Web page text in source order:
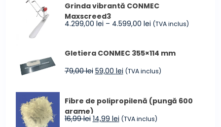
fost:
40,00 lei.
34,99 lei.
Grinda vibrantă CONMEC
Maxscreed3
4.299,00 lei – 4.599,00 leiInterval
4.299,00 lei
la
(TVA inclus)
Gletiera CONMEC 355×114 mm
79,00lei Prețul
fost:
59,00 leiPrețul
59,00 lei.
(TVA inclus)
Fibre de polipropilenă (pungă 600
grame)
16,99lei Prețul
14,99 leiPrețul
(TVA inclus)